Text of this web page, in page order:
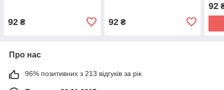
92 ₴ 92₴
92
Про нас
96% позитивних з 213 відгуків за рік